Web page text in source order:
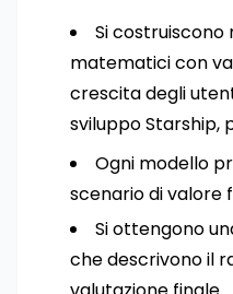
Si costruiscono
matematici con
crescita degli
sviluppo Starship,
Ogni modello
scenario di valore
Si ottengono
che descrivono il